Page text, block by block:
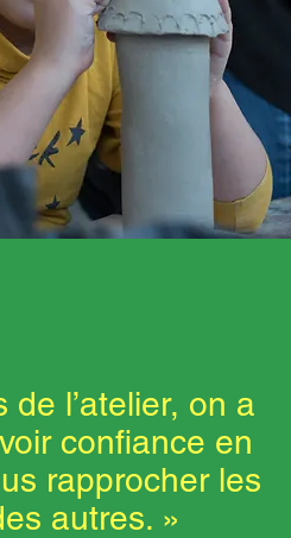
de l’atelier, on a
confiance en
rapprocher les
autres. »